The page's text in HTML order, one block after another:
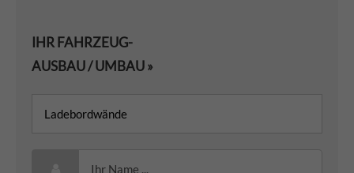
IHR FAHRZEUG-
AUSBAU / UMBAU »